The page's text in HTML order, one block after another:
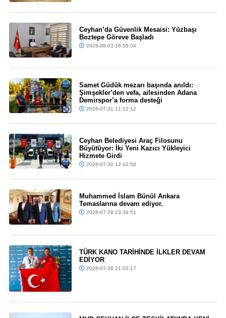
Ceyhan’da Güvenlik Mesaisi: Yüzbaşı
Boztepe Göreve Başladı
2026-08-03 16:55:04
Samet Güdük mezarı başında anıldı:
Şimşekler’den vefa, ailesinden Adana
Demirspor’a forma desteği
2026-07-31 11:12:12
Ceyhan Belediyesi Araç Filosunu
Büyütüyor: İki Yeni Kazıcı Yükleyici
Hizmete Girdi
2026-07-30 12:10:50
Muhammed İslam Bünül Ankara
Temaslarına devam ediyor.
2026-07-28 23:34:51
TÜRK KANO TARİHİNDE İLKLER DEVAM
EDİYOR
2026-07-26 21:02:17